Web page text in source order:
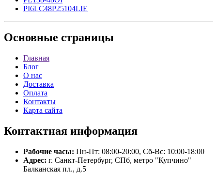
PI6LC48P25104LIE
Основные страницы
Главная
Блог
О нас
Доставка
Оплата
Контакты
Карта сайта
Контактная информация
Рабочие часы: Пн-Пт: 08:00-20:00, Сб-Вс: 10:00-18:00
Адрес: г. Санкт-Петербург, СПб, метро "Купчино"
Балканская пл., д.5